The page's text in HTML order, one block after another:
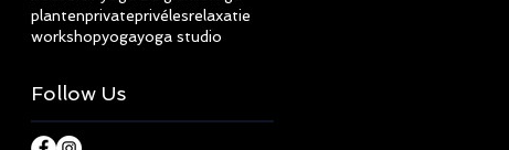
plantenprivateprivélesrelaxatie
workshopyogayoga studio
Follow Us